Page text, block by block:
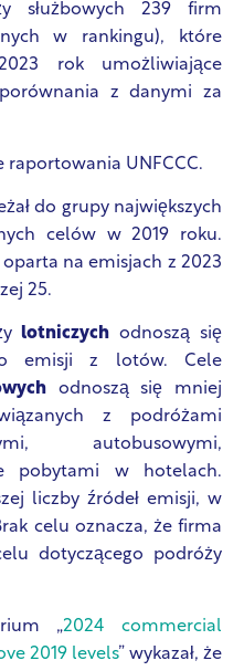
służbowych 239 firm
w rankingu), które
rok umożliwiające
z danymi za
raportowania UNFCCC.
do grupy największych
celów w 2019 roku.
na emisjach z 2023
25.
lotniczych odnoszą się
emisji z lotów. Cele
odnoszą się mniej
z podróżami
autobusowymi,
pobytami w hotelach.
liczby źródeł emisji, w
celu oznacza, że firma
dotyczącego podróży
„2024 commercial
2019 levels” wykazał, że